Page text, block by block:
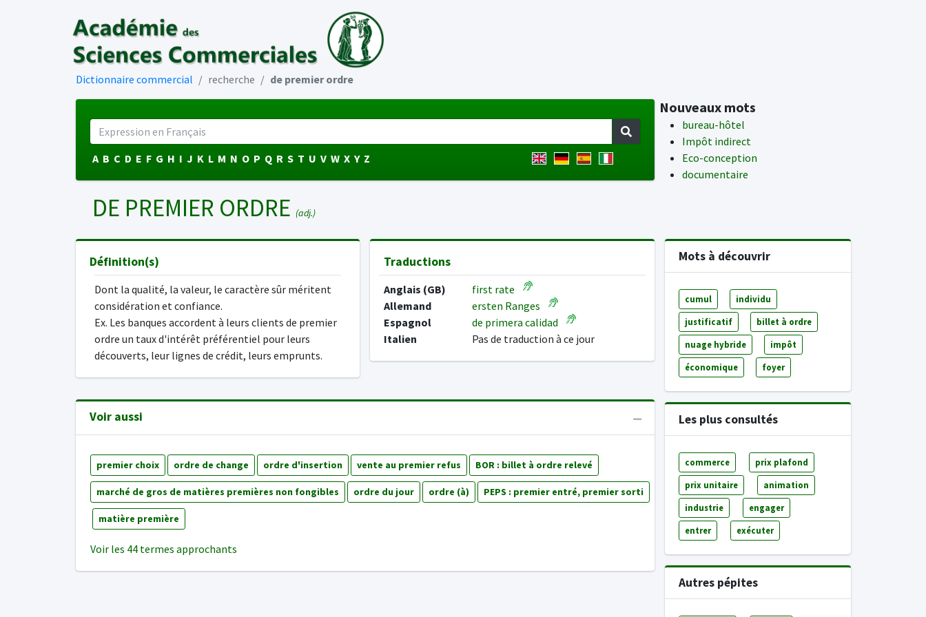
Dictionnaire commercial recherche de premier ordre
A B C D E F G H I J K L M N O P Q R S T U V W X Y Z
Nouveaux mots
bureau-hôtel
Impôt indirect
Eco-conception
documentaire
DE PREMIER ORDRE (adj.)
Définition(s)
Dont la qualité, la valeur, le caractère sûr méritent
considération et confiance.
Ex. Les banques accordent à leurs clients de premier
ordre un taux d'intérêt préférentiel pour leurs
découverts, leur lignes de crédit, leurs emprunts.
Traductions
Anglais (GB)
first rate
Allemand
ersten Ranges
Espagnol
de primera calidad
Italien
Pas de traduction à ce jour
Voir aussi
premier choix ordre de change ordre d'insertion vente au premier refus BOR : billet à ordre relevé
marché de gros de matières premières non fongibles ordre du jour ordre (à) PEPS : premier entré, premier sorti
matière première
Voir les 44 termes approchants
Mots à découvrir
cumul individu
justificatif billet à ordre
nuage hybride impôt
économique foyer
Les plus consultés
commerce prix plafond
prix unitaire animation
industrie engager
entrer exécuter
Autres pépites